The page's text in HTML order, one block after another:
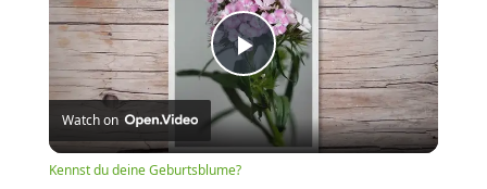
Play
Video
Watch on
Kennst du deine Geburtsblume?